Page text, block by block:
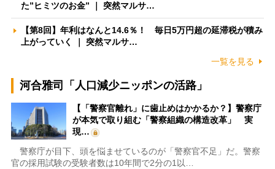
た”ヒミツのお金” ｜ 突然マルサ…
【第8回】年利はなんと14.6％！ 毎日5万円超の延滞税が積み
上がっていく ｜ 突然マルサ…
一覧を見る
河合雅司「人口減少ニッポンの活路」
【「警察官離れ」に歯止めはかかるか？】警察庁
が本気で取り組む「警察組織の構造改革」 実
現…
警察庁が目下、頭を悩ませているのが「警察官不足」だ。警察
官の採用試験の受験者数は10年間で2分の1以…